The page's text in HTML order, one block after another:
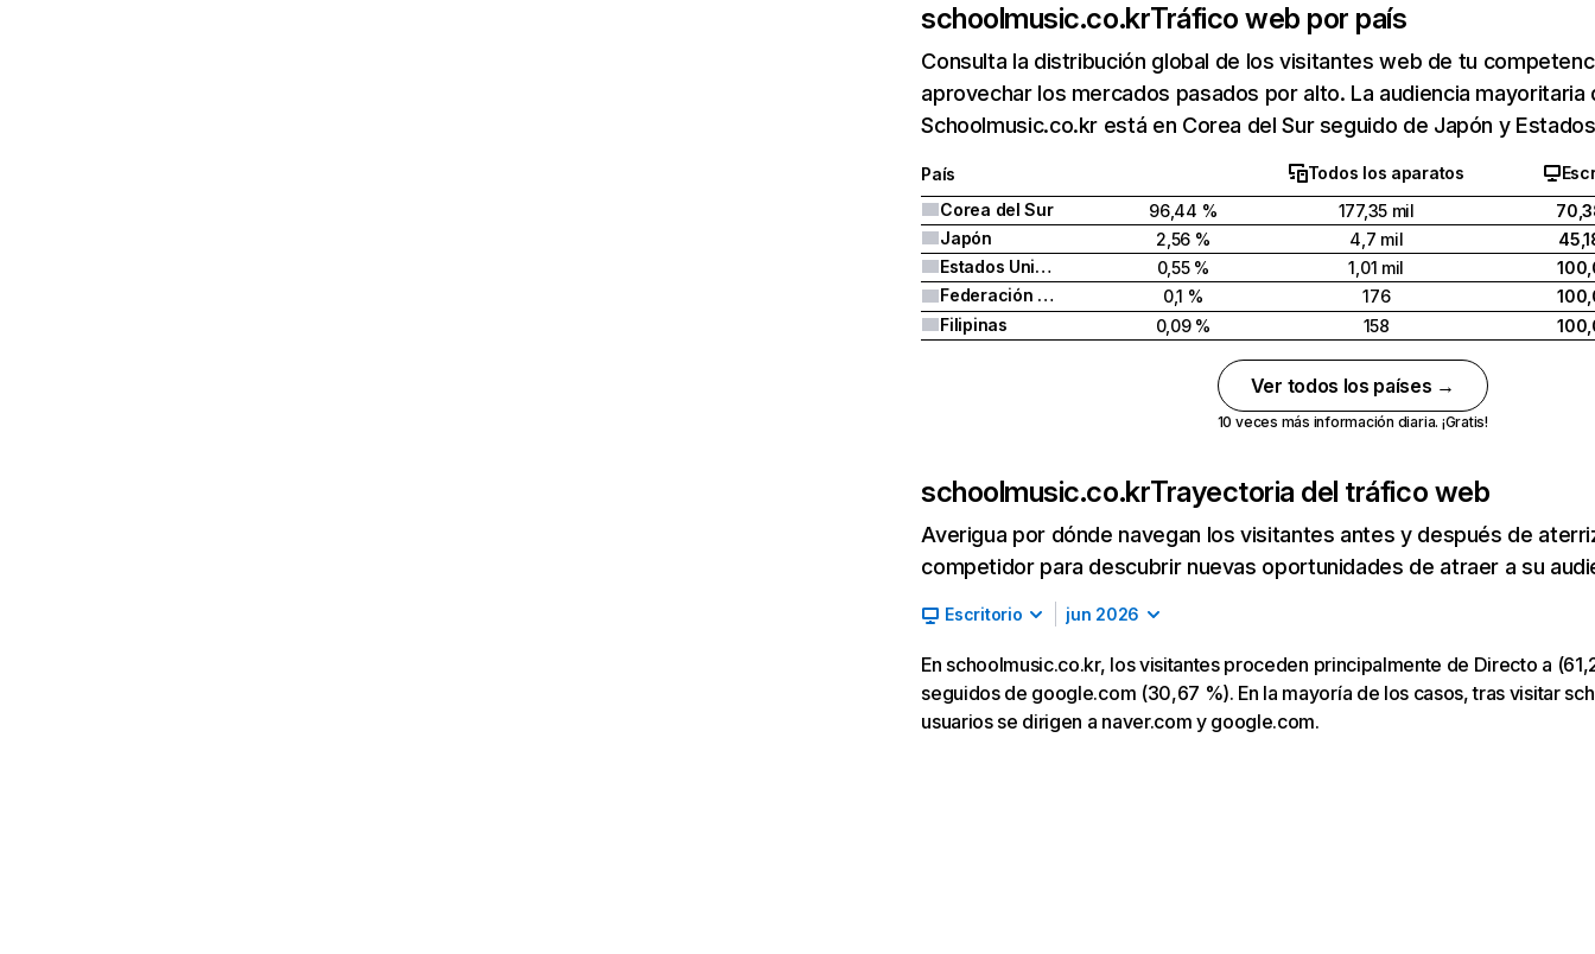
schoolmusic.co.krTráfico web por país
Consulta la distribución global de los visitantes web de tu
aprovechar los mercados pasados por alto. La audiencia mayoritaria
Schoolmusic.co.kr está en Corea del Sur seguido de Japón y
País Todos los aparatos
Corea del Sur
96,44 % 177,35 mil
Japón
2,56 % 4,7 mil
Estados Unidos
0,55 % 1,01 mil
Federación Rusa
0,1 % 176
Filipinas
0,09 % 158
Ver todos los países →
10 veces más información diaria. ¡Gratis!
schoolmusic.co.krTrayectoria del tráfico web
Averigua por dónde navegan los visitantes antes y después de
competidor para descubrir nuevas oportunidades de atraer a su
Escritorio jun 2026
En schoolmusic.co.kr, los visitantes proceden principalmente de Directo a
seguidos de google.com (30,67 %). En la mayoría de los casos, tras visitar
usuarios se dirigen a naver.com y google.com.